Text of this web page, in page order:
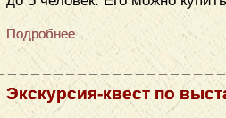
Подробнее
Экскурсия-квест по